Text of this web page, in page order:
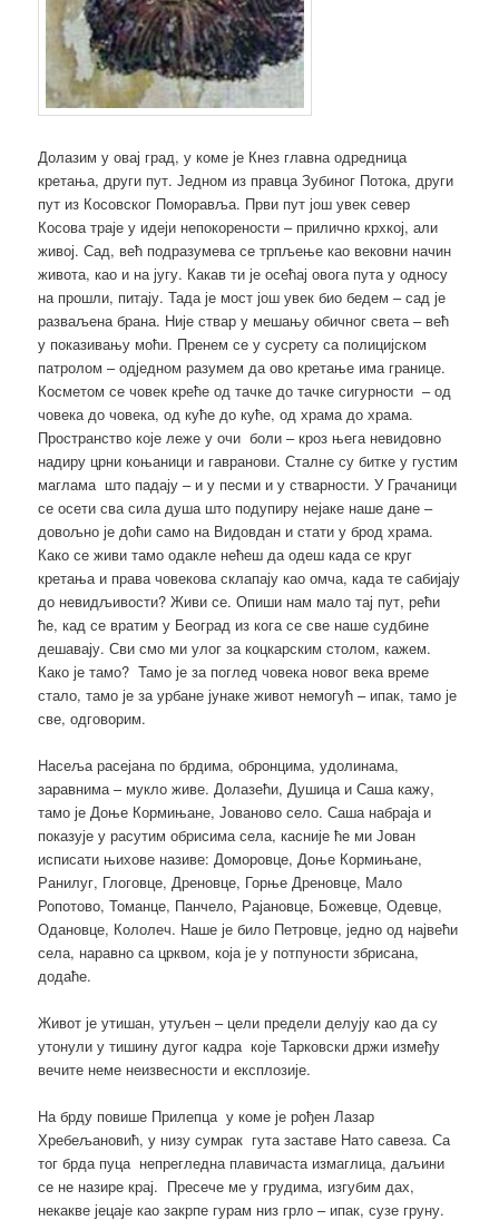
Долазим у овај град, у коме је Кнез главна одредница
кретања, други пут. Једном из правца Зубиног Потока, други
пут из Косовског Поморавља. Први пут још увек север
Косова траје у идеји непокорености – прилично крхкој, али
живој. Сад, већ подразумева се трпљење као вековни начин
живота, као и на југу. Какав ти је осећај овога пута у односу
на прошли, питају. Тада је мост још увек био бедем – сад је
разваљена брана. Није ствар у мешању обичног света – већ
у показивању моћи. Пренем се у сусрету са полицијском
патролом – одједном разумем да ово кретање има границе.
Косметом се човек креће од тачке до тачке сигурности – од
човека до човека, од куће до куће, од храма до храма.
Пространство које леже у очи боли – кроз њега невидовно
надиру црни коњаници и гавранови. Сталне су битке у густим
маглама што падају – и у песми и у стварности. У Грачаници
се осети сва сила душа што подупиру нејаке наше дане –
довољно је доћи само на Видовдан и стати у брод храма.
Како се живи тамо одакле нећеш да одеш када се круг
кретања и права човекова склапају као омча, када те сабијају
до невидљивости? Живи се. Опиши нам мало тај пут, рећи
ће, кад се вратим у Београд из кога се све наше судбине
дешавају. Сви смо ми улог за коцкарским столом, кажем.
Како је тамо? Тамо је за поглед човека новог века време
стало, тамо је за урбане јунаке живот немогућ – ипак, тамо је
све, одговорим.
Насеља расејана по брдима, обронцима, удолинама,
заравнима – мукло живе. Долазећи, Душица и Саша кажу,
тамо је Доње Кормињане, Јованово село. Саша набраја и
показује у расутим обрисима села, касније ће ми Јован
исписати њихове називе: Доморовце, Доње Кормињане,
Ранилуг, Глоговце, Дреновце, Горње Дреновце, Мало
Ропотово, Томанце, Панчело, Рајановце, Божевце, Одевце,
Одановце, Кололеч. Наше је било Петровце, једно од највећи
села, наравно са црквом, која је у потпуности збрисана,
додаће.
Живот је утишан, утуљен – цели предели делују као да су
утонули у тишину дугог кадра које Тарковски држи између
вечите неме неизвесности и експлозије.
На брду повише Прилепца у коме је рођен Лазар
Хребељановић, у низу сумрак гута заставе Нато савеза. Са
тог брда пуца непрегледна плавичаста измаглица, даљини
се не назире крај. Пресече ме у грудима, изгубим дах,
некакве јецаје као закрпе гурам низ грло – ипак, сузе груну.